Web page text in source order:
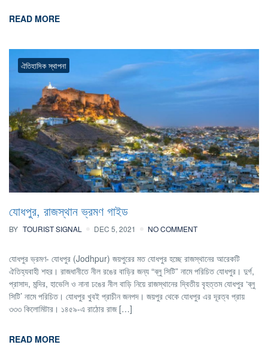
READ MORE
ঐতিহাসিক স্থাপনা
যোধপুর, রাজস্থান ভ্রমণ গাইড
BY TOURIST SIGNAL DEC 5, 2021 NO COMMENT
যোধপুর ভ্রমণ- যোধপুর (Jodhpur) জয়পুরের মত যোধপুর হচ্ছে রাজস্থানের আরেকটি
ঐতিহ্যবাহী শহর। রাজধানীতে নীল রঙের বাড়ির জন্য “ব্লু সিটি” নামে পরিচিত যোধপুর। দুর্গ,
প্রাসাদ, মন্দির, হাভেলি ও নানা ঢঙের নীল বাড়ি নিয়ে রাজস্থানের দ্বিতীয় বৃহত্তম যোধপুর ‘ব্লু
সিটি’ নামে পরিচিত। যোধপুর খুবই প্রাচীন জনপদ। জয়পুর থেকে যোধপুর এর দূরত্ব প্রায়
৩৩৩ কিলোমিটার। ১৪৫৯-এ রাঠোর রাজ […]
READ MORE